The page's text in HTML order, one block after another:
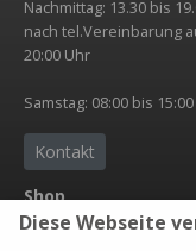
Diese Webseite
Nachmittag: 13.30 bis
nach tel.Vereinbarung
20:00 Uhr
Samstag: 08:00 bis
Kontakt
Shop
Übersicht